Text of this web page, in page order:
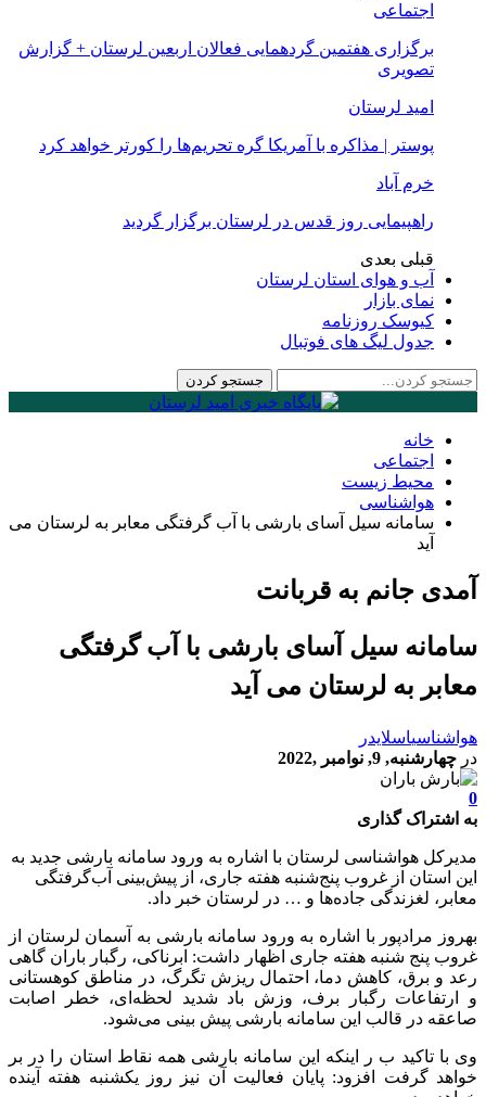
اجتماعی
برگزاری هفتمین گردهمایی فعالان اربعین لرستان + گزارش
تصویری
امید لرستان
پوستر | مذاکره با آمریکا گره تحریم‌ها را کورتر خواهد کرد
خرم آباد
راهپیمایی روز قدس در لرستان برگزار گردید
قبلی بعدی
آب و هوای استان لرستان
نمای بازار
کیوسک روزنامه
جدول لیگ های فوتبال
خانه
اجتماعی
محیط زیست
هواشناسی
سامانه سیل آسای بارشی با آب گرفتگی معابر به لرستان می
آید
آمدی جانم به قربانت
سامانه سیل آسای بارشی با آب گرفتگی
معابر به لرستان می آید
هواشناسیاسلایدر
در چهارشنبه, 9, نوامبر ,2022
0
به اشتراک گذاری
مدیرکل هواشناسی لرستان با اشاره به ورود سامانه بارشی جدید به
این استان از غروب پنج‌شنبه هفته جاری، از پیش‌بینی آب‌گرفتگی
معابر، لغزندگی جاده‌ها و … در لرستان خبر داد.
بهروز مرادپور با اشاره به ورود سامانه بارشی به آسمان لرستان از
غروب پنج شنبه هفته جاری اظهار داشت: ابرناکی، رگبار باران گاهی
رعد و برق، کاهش دما، احتمال ریزش تگرگ، در مناطق کوهستانی
و ارتفاعات رگبار برف، وزش باد شدید لحظه‌ای، خطر اصابت
صاعقه در قالب این سامانه بارشی پیش بینی می‌شود.
وی با تاکید ب ر اینکه این سامانه بارشی همه نقاط استان را در بر
خواهد گرفت افزود: پایان فعالیت آن نیز روز یکشنبه هفته آینده